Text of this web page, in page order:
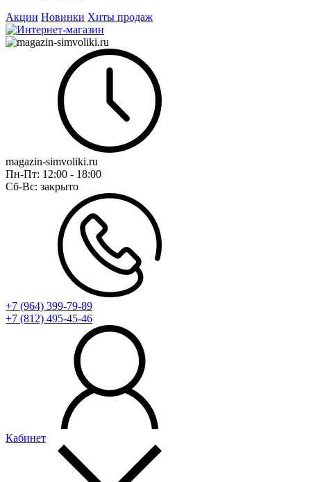
Акции Новинки Хиты продаж
magazin-simvoliki.ru
Пн-Пт: 12:00 - 18:00
Сб-Вс: закрыто
+7 (964) 399-79-89
+7 (812) 495-45-46
Кабинет